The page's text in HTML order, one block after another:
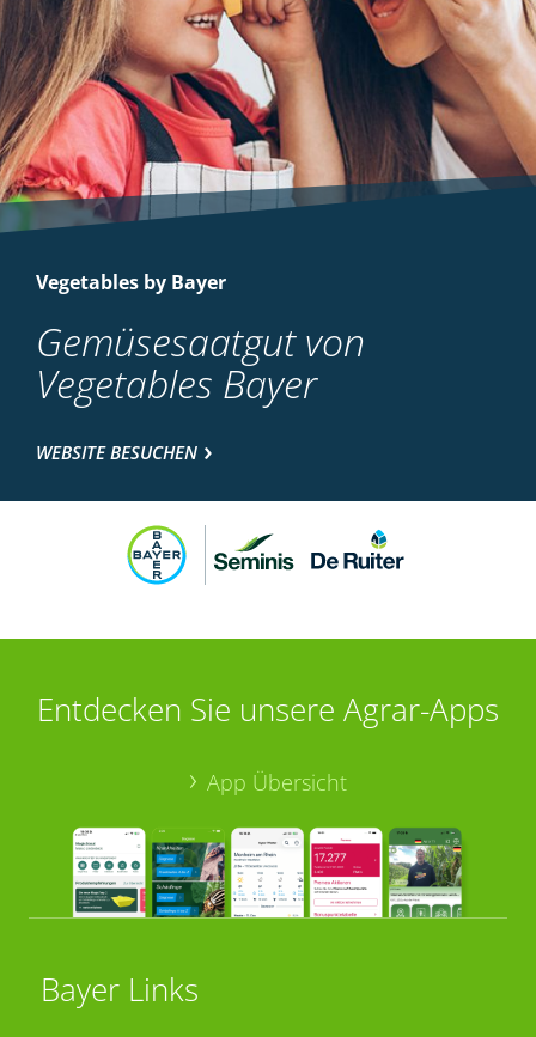
Vegetables by Bayer
Gemüsesaatgut von
Vegetables Bayer
WEBSITE BESUCHEN
Entdecken Sie unsere Agrar-Apps
App Übersicht
Bayer Links